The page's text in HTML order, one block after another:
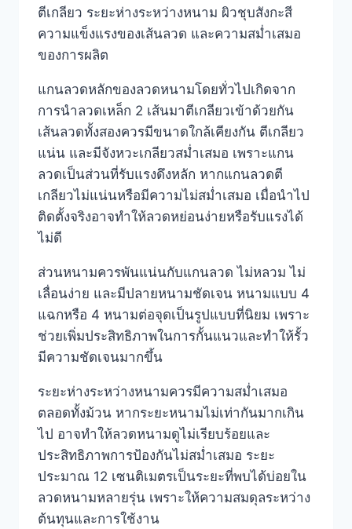
ตีเกลียว ระยะห่างระหว่างหนาม ผิวชุบสังกะสี
ความแข็งแรงของเส้นลวด และความสม่ำเสมอ
ของการผลิต
แกนลวดหลักของลวดหนามโดยทั่วไปเกิดจาก
การนำลวดเหล็ก 2 เส้นมาตีเกลียวเข้าด้วยกัน
เส้นลวดทั้งสองควรมีขนาดใกล้เคียงกัน ตีเกลียว
แน่น และมีจังหวะเกลียวสม่ำเสมอ เพราะแกน
ลวดเป็นส่วนที่รับแรงดึงหลัก หากแกนลวดตี
เกลียวไม่แน่นหรือมีความไม่สม่ำเสมอ เมื่อนำไป
ติดตั้งจริงอาจทำให้ลวดหย่อนง่ายหรือรับแรงได้
ไม่ดี
ส่วนหนามควรพันแน่นกับแกนลวด ไม่หลวม ไม่
เลื่อนง่าย และมีปลายหนามชัดเจน หนามแบบ 4
แฉกหรือ 4 หนามต่อจุดเป็นรูปแบบที่นิยม เพราะ
ช่วยเพิ่มประสิทธิภาพในการกั้นแนวและทำให้รั้ว
มีความชัดเจนมากขึ้น
ระยะห่างระหว่างหนามควรมีความสม่ำเสมอ
ตลอดทั้งม้วน หากระยะหนามไม่เท่ากันมากเกิน
ไป อาจทำให้ลวดหนามดูไม่เรียบร้อยและ
ประสิทธิภาพการป้องกันไม่สม่ำเสมอ ระยะ
ประมาณ 12 เซนติเมตรเป็นระยะที่พบได้บ่อยใน
ลวดหนามหลายรุ่น เพราะให้ความสมดุลระหว่าง
ต้นทุนและการใช้งาน